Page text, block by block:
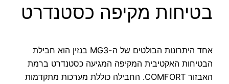
בטיחות מקיפה כסטנדרט
אחד היתרונות הבולטים של ה-MG3 בנזין הוא חבילת
הבטיחות האקטיבית המקיפה המגיעה כסטנדרט ברמת
האבזור COMFORT. החבילה כוללת מערכות מתקדמות